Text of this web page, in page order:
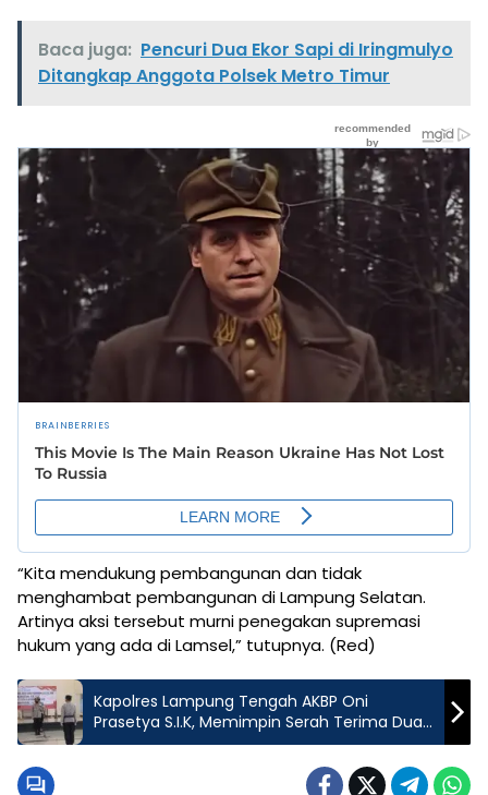
Baca juga: Pencuri Dua Ekor Sapi di Iringmulyo
Ditangkap Anggota Polsek Metro Timur
“Kita mendukung pembangunan dan tidak
menghambat pembangunan di Lampung Selatan.
Artinya aksi tersebut murni penegakan supremasi
hukum yang ada di Lamsel,” tutupnya. (Red)
Kapolres Lampung Tengah AKBP Oni
Prasetya S.I.K, Memimpin Serah Terima Dua
Kapolsek